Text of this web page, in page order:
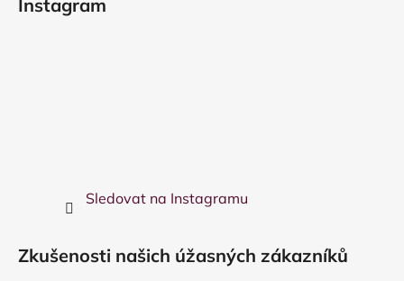
Instagram
Sledovat na Instagramu
Zkušenosti našich úžasných zákazníků